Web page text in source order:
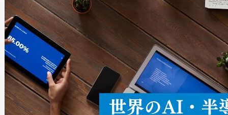
× 80°のノーマルモード、長
ードを切り替えて使用するこ
ることなく、単一のデバイス
うにします。遠距離まで届く
密度なスキャ […]